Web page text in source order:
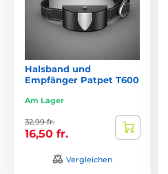
Halsband und
Empfänger Patpet T600
Am Lager
32,99 fr.
16,50 fr.
Vergleichen